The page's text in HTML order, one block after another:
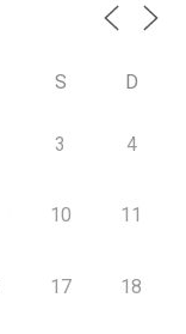
S D
3 4
10 11
17 18